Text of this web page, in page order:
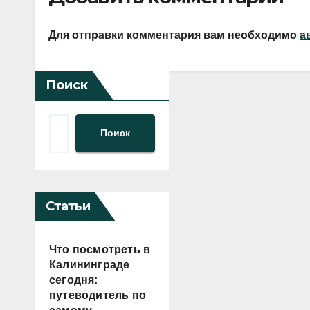
Для отправки комментария вам необходимо
Поиск
Поиск
Статьи
Что посмотреть в
Калининграде
сегодня:
путеводитель по